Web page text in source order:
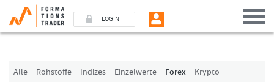
LOGIN
Alle Rohstoffe Indizes Einzelwerte Forex
Krypto
Benutzer (E-Mail-Adresse in Kleinschrift)